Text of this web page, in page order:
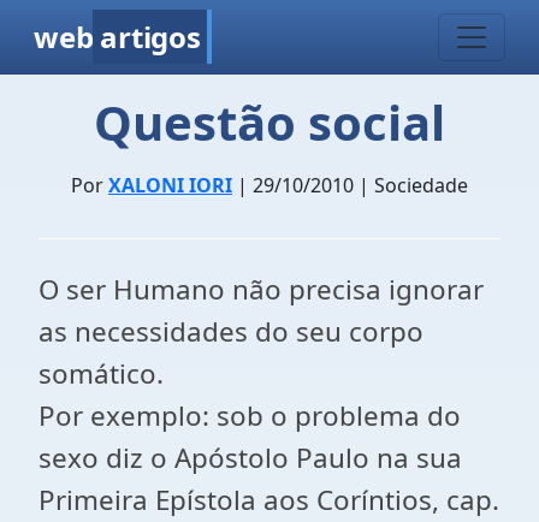
web artigos
Questão social
PorXALONI IORI | 29/10/2010 | Sociedade
O ser Humano não precisa ignorar
as necessidades do seu corpo
somático.
Por exemplo: sob o problema do
sexo diz o Apóstolo Paulo na sua
Primeira Epístola aos Coríntios, cap.